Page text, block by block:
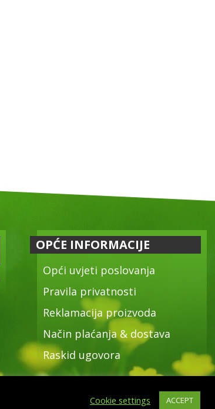
OPĆE INFORMACIJE
Opći uvjeti poslovanja
Pravila privatnosti
Reklamacija proizvoda
Način plaćanja & dostava
Raskid ugovora
Cookie settings ACCEPT